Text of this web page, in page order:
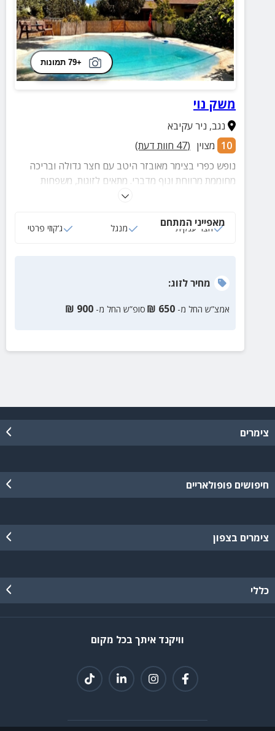
+79 תמונות
משק נוי
נגב, ניר עקיבא
10 מצוין (
47 חוות דעת)
נופש כפרי בצימר מאובזר היטב עם חצר גדולה ובריכה
מחוממת מרווחת ונוף מדברי. מתאים לזוגות, משפחות
מאפייני המתחם
חצר ענקית מנגל ג‘קוזי פרטי
מחירלזוג:
אמצ”ש החל מ- 650
₪ סופ”ש החל מ- 900
₪
צימרים
חיפושים פופולאריים
צימרים בצפון
כללי
וויקנד איתך בכל מקום